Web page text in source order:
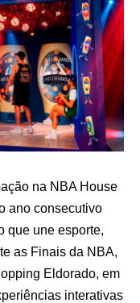
na NBA House
ano consecutivo
que une esporte,
as Finais da NBA,
Eldorado, em
interativas